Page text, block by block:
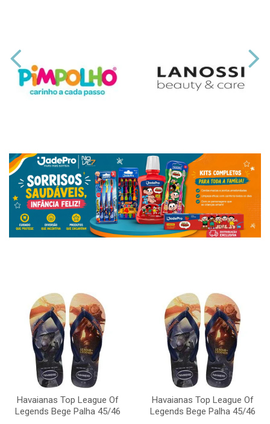
Havaianas Top League Of
Legends Bege Palha 45/46
Havaianas Top League Of
Legends Bege Palha 45/46